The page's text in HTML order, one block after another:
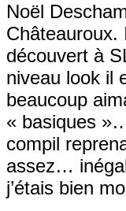
Noël
Châteauroux.
découvert à
niveau look il
beaucoup
« basiques
compil
assez…
j’étais bien